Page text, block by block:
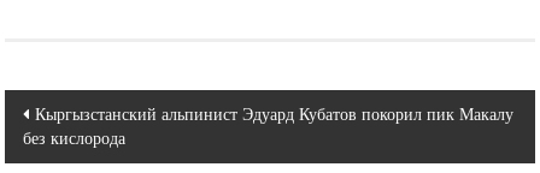
Навигация
по
Кыргызстанский альпинист Эдуард Кубатов покорил пик Макалу
без кислорода